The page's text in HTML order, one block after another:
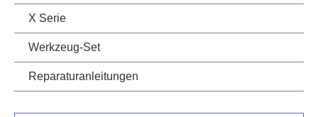
X Serie
Werkzeug-Set
Reparaturanleitungen